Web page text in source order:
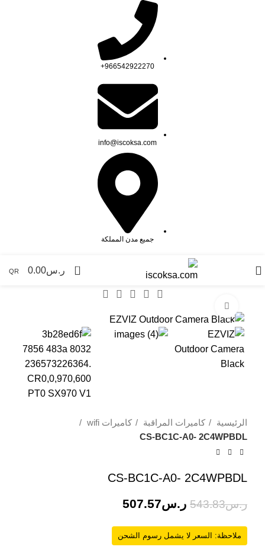
966542922270+
info@iscoksa.com
جميع مدن المملكة
0 ر.س0.00
QR
-7%
الرئيسية كاميرات المراقبة
كاميرات wifi
CS-BC1C-A0- 2C4WPBDL
CS-BC1C-A0- 2C4WPBDL
ر.س543.83 ر.س507.57
ملاحظة: السعر لا يشمل رسوم الشحن